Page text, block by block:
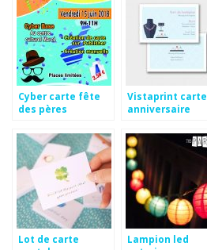
Cyber carte fête
des pères
Vistaprint carte
anniversaire
Lot de carte
Lampion led